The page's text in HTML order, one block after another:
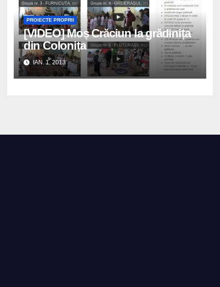
PROIECTE PROPRII
[VIDEO] Moș Crăciun la grădinița
din Colonița
IAN. 1, 2013